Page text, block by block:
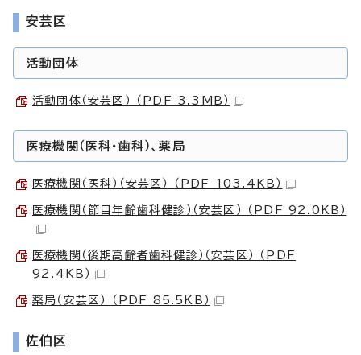
安芸区
活動団体
活動団体（安芸区） （PDF 3.3MB）
医療機関（医科・歯科）、薬局
医療機関（医科）（安芸区） （PDF 103.4KB）
医療機関（節目年齢歯科健診）（安芸区） （PDF 92.0KB）
医療機関（後期高齢者歯科健診）（安芸区） （PDF
92.4KB）
薬局（安芸区） （PDF 85.5KB）
佐伯区